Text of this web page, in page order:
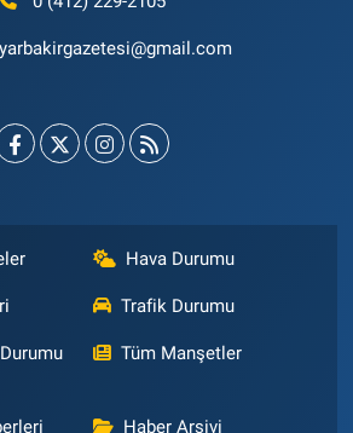
Hava Durumu
Trafik Durumu
Tüm Manşetler
Haber Arşivi